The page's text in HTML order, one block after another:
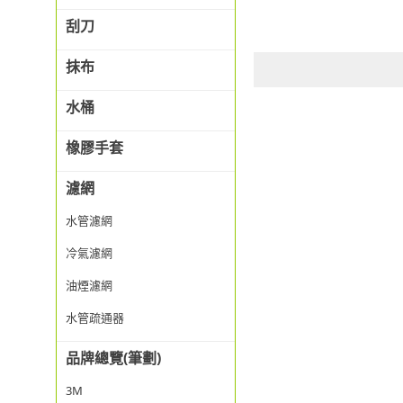
刮刀
抹布
水桶
橡膠手套
濾網
水管濾網
冷氣濾網
油煙濾網
水管疏通器
品牌總覽(筆劃)
3M